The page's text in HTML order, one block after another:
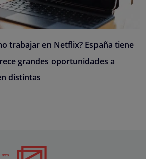
trabajar en Netflix? España tiene
grandes oportunidades a
distintas